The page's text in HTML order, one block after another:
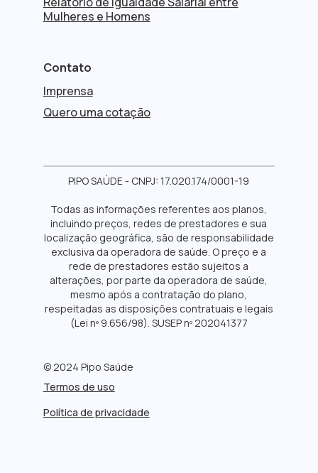
Mulheres e Homens
Contato
Imprensa
Quero uma cotação
PIPO SAÚDE - CNPJ: 17.020.174/0001-19
Todas as informações referentes aos planos,
incluindo preços, redes de prestadores e sua
localização geográfica, são de responsabilidade
exclusiva da operadora de saúde. O preço e a
rede de prestadores estão sujeitos a
alterações, por parte da operadora de saúde,
mesmo após a contratação do plano,
respeitadas as disposições contratuais e legais
(Lei nº 9.656/98). SUSEP nº 202041377
© 2024 Pipo Saúde
Termos de uso
Política de privacidade